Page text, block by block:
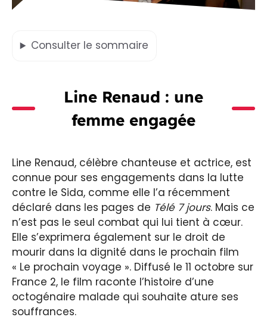
Consulter le sommaire
Line Renaud : une
femme engagée
Line Renaud, célèbre chanteuse et actrice, est
connue pour ses engagements dans la lutte
contre le Sida, comme elle l’a récemment
déclaré dans les pages de Télé 7 jours. Mais ce
n’est pas le seul combat qui lui tient à cœur.
Elle s’exprimera également sur le droit de
mourir dans la dignité dans le prochain film
« Le prochain voyage ». Diffusé le 11 octobre sur
France 2, le film raconte l’histoire d’une
octogénaire malade qui souhaite ature ses
souffrances.